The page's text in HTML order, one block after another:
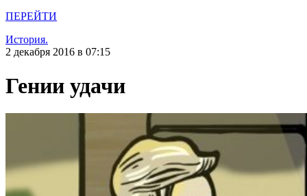
ПЕРЕЙТИ
История.
2 декабря 2016 в 07:15
Гении удачи